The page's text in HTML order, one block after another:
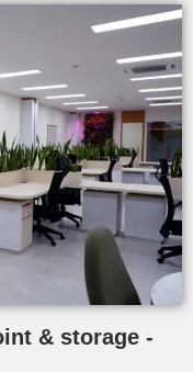
& storage -